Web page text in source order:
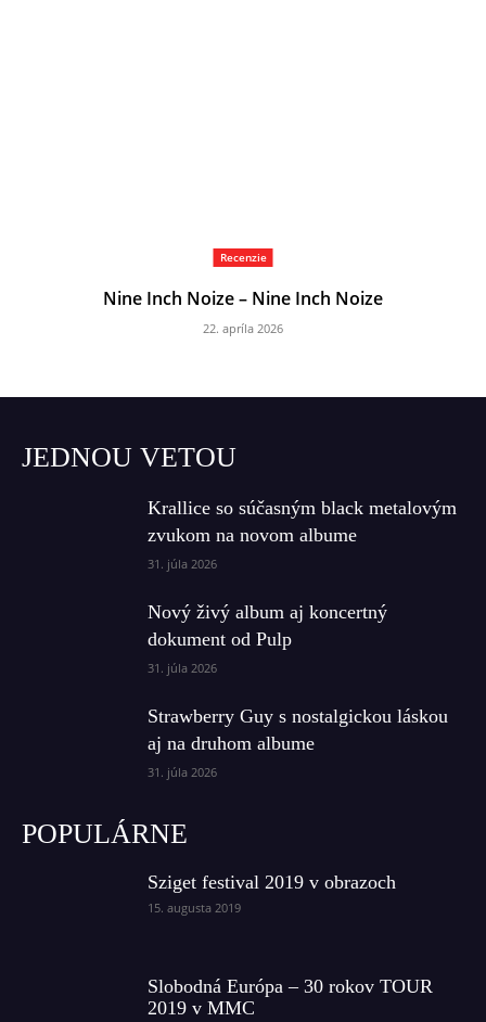
Recenzie
Nine Inch Noize – Nine Inch Noize
22. apríla 2026
JEDNOU VETOU
Krallice so súčasným black metalovým
zvukom na novom albume
31. júla 2026
Nový živý album aj koncertný
dokument od Pulp
31. júla 2026
Strawberry Guy s nostalgickou láskou
aj na druhom albume
31. júla 2026
POPULÁRNE
Sziget festival 2019 v obrazoch
15. augusta 2019
Slobodná Európa – 30 rokov TOUR
2019 v MMC